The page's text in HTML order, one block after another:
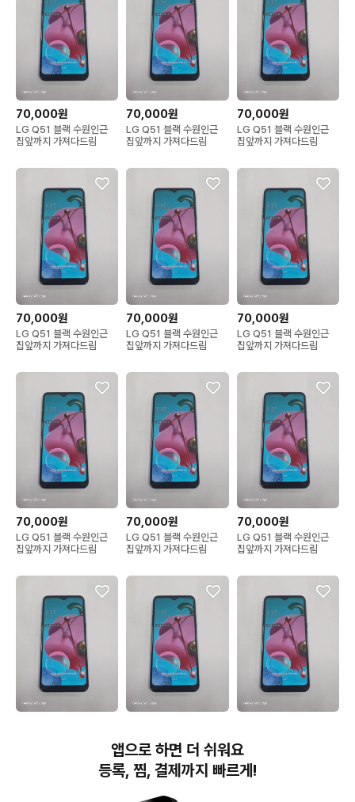
70,000원
LG Q51 블랙 수원인근
집앞까지 가져다드림
70,000원
LG Q51 블랙 수원인근
집앞까지 가져다드림
70,000원
LG Q51 블랙 수원인근
집앞까지 가져다드림
70,000원
LG Q51 블랙 수원인근
집앞까지 가져다드림
70,000원
LG Q51 블랙 수원인근
집앞까지 가져다드림
70,000원
LG Q51 블랙 수원인근
집앞까지 가져다드림
70,000원
LG Q51 블랙 수원인근
집앞까지 가져다드림
70,000원
LG Q51 블랙 수원인근
집앞까지 가져다드림
70,000원
LG Q51 블랙 수원인근
집앞까지 가져다드림
LG Q51 블랙 수원인근
집앞까지 가져다드림
LG Q51 블랙 수원인근
집앞까지 가져다드림
앱으로 하면 더 쉬워요
등록, 찜, 결제까지 빠르게!